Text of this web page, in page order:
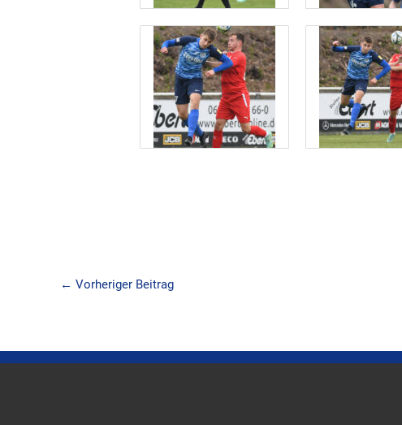
← Vorheriger Beitrag